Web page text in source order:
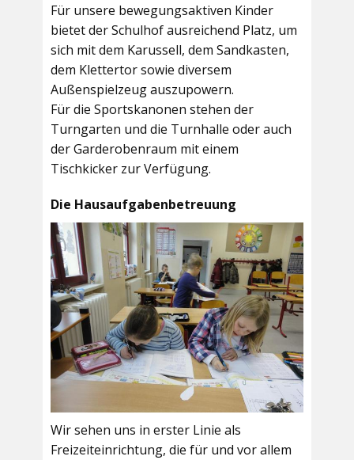
Für unsere bewegungsaktiven Kinder
bietet derSchulhofausreichend Platz, um
sich mit dem Karussell, dem Sandkasten,
dem Klettertor sowie diversem
Außenspielzeug auszupowern.
Für die Sportskanonen stehen der
Turngarten und die Turnhalle oder auch
derGarderobenraum mit einem
Tischkicker zur Verfügung.
Die Hausaufgabenbetreuung
Wir sehen uns in erster Linie als
Freizeiteinrichtung, die für und vor allem